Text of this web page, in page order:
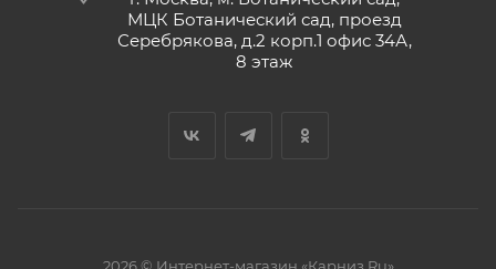
МЦК Ботанический сад, проезд
Серебрякова, д.2 корп.1 офис 34А,
8 этаж